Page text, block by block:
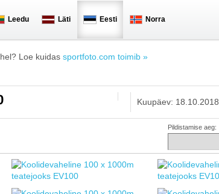
Leedu Läti Eesti Norra
Loe kuidas sportfoto.com toimib »
Kuupäev: 18.10.2018
Pildistamise aeg: